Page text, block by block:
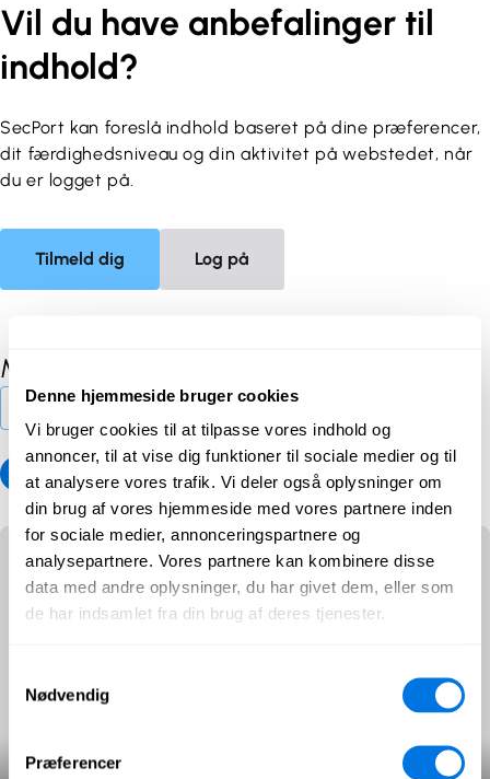
Denne hjemmeside bruger cookies
Vi bruger cookies til at tilpasse vores indhold og
annoncer, til at vise dig funktioner til sociale medier og til
at analysere vores trafik. Vi deler også oplysninger om
din brug af vores hjemmeside med vores partnere inden
for sociale medier, annonceringspartnere og
analysepartnere. Vores partnere kan kombinere disse
data med andre oplysninger, du har givet dem, eller som
de har indsamlet fra din brug af deres tjenester.
Nødvendig
Præferencer
Vil du have anbefalinger til
indhold?
SecPort kan foreslå indhold baseret på dine præferencer,
dit færdighedsniveau og din aktivitet på webstedet, når
du er logget på.
Tilmeld dig Log på
Materialer
Flere materialer